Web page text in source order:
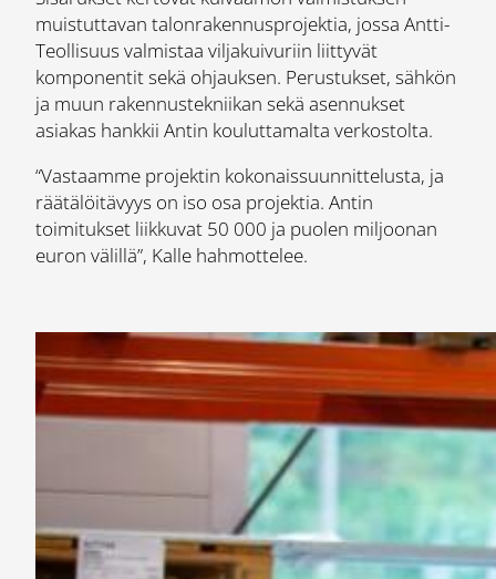
muistuttavan talonrakennusprojektia, jossa Antti-
Teollisuus valmistaa viljakuivuriin liittyvät
komponentit sekä ohjauksen. Perustukset, sähkön
ja muun rakennustekniikan sekä asennukset
asiakas hankkii Antin kouluttamalta verkostolta.
“Vastaamme projektin kokonaissuunnittelusta, ja
räätälöitävyys on iso osa projektia. Antin
toimitukset liikkuvat 50 000 ja puolen miljoonan
euron välillä”, Kalle hahmottelee.